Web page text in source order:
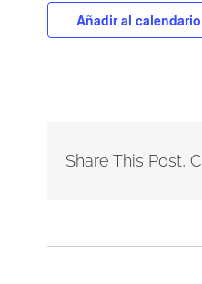
Añadir al calendario
Share This Post,